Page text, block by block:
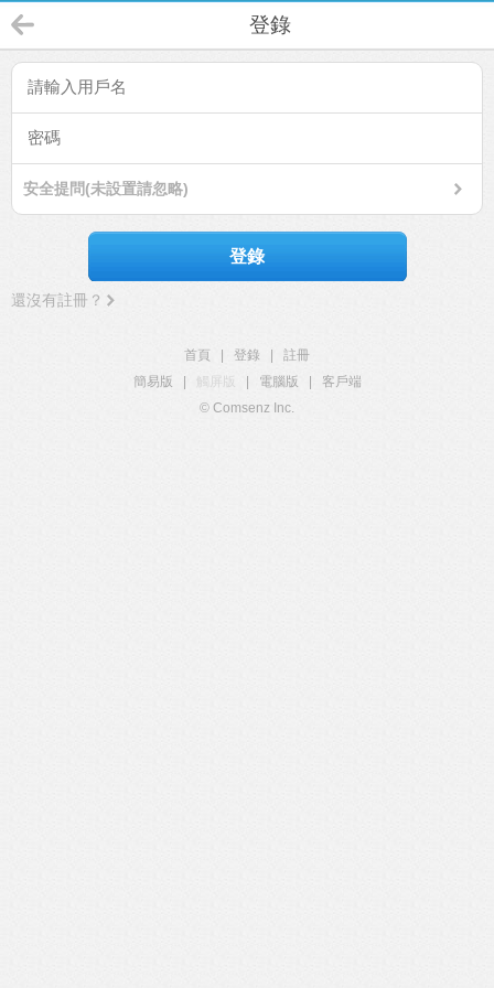
登錄
安全提問(未設置請忽略)
登錄
還沒有註冊？
首頁 登錄
註冊
簡易版
觸屏版 電腦版
客戶端
© Comsenz Inc.